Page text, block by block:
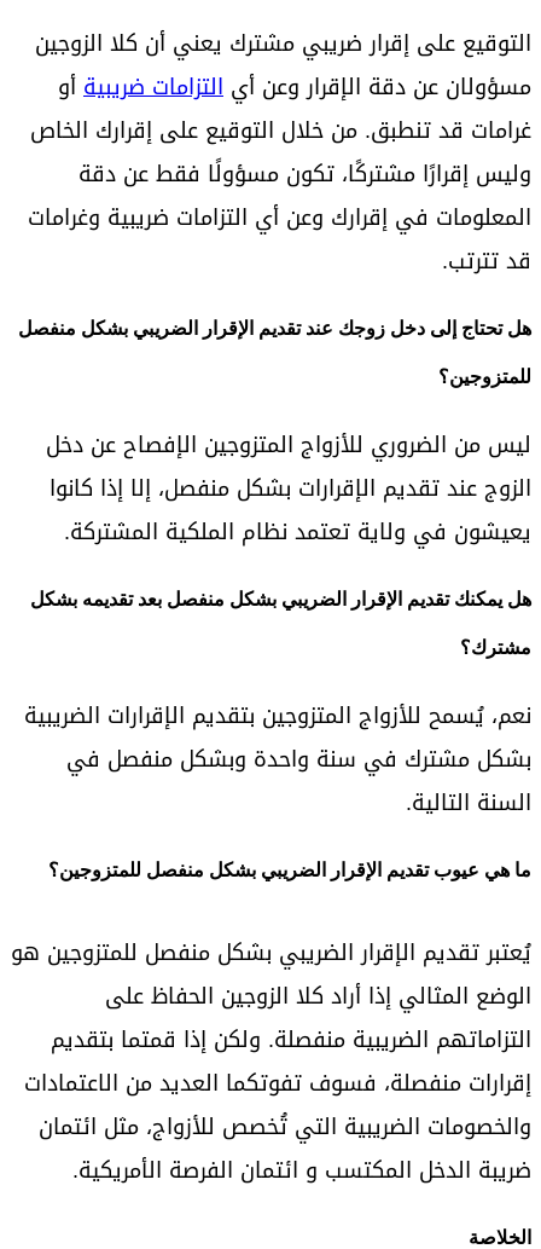
التوقيع على إقرار ضريبي مشترك يعني أن كلا الزوجين
مسؤولان عن دقة الإقرار وعن أي التزامات ضريبيةأو
غرامات قد تنطبق. من خلال التوقيع على إقرارك الخاص
وليس إقرارًا مشتركًا، تكون مسؤولًا فقط عن دقة
المعلومات في إقرارك وعن أي التزامات ضريبية وغرامات
قد تترتب.
هل تحتاج إلى دخل زوجك عند تقديم الإقرار الضريبي بشكل منفصل
للمتزوجين؟
ليس من الضروري للأزواج المتزوجين الإفصاح عن دخل
الزوج عند تقديم الإقرارات بشكل منفصل، إلا إذا كانوا
يعيشون في ولاية تعتمد نظام الملكية المشتركة.
هل يمكنك تقديم الإقرار الضريبي بشكل منفصل بعد تقديمه بشكل
مشترك؟
نعم، يُسمح للأزواج المتزوجين بتقديم الإقرارات الضريبية
بشكل مشترك في سنة واحدة وبشكل منفصل في
السنة التالية.
ما هي عيوب تقديم الإقرار الضريبي بشكل منفصل للمتزوجين؟
يُعتبر تقديم الإقرار الضريبي بشكل منفصل للمتزوجين هو
الوضع المثالي إذا أراد كلا الزوجين الحفاظ على
التزاماتهم الضريبية منفصلة. ولكن إذا قمتما بتقديم
إقرارات منفصلة، فسوف تفوتكما العديد من الاعتمادات
والخصومات الضريبية التي تُخصص للأزواج، مثل ائتمان
ضريبة الدخل المكتسب و ائتمان الفرصة الأمريكية.
الخلاصة